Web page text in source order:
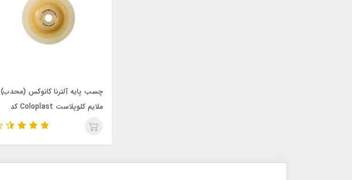
چسب پایه آلترنا کانوکس (محدب)
ملایم کلوپلاست Coloplast کد
1426